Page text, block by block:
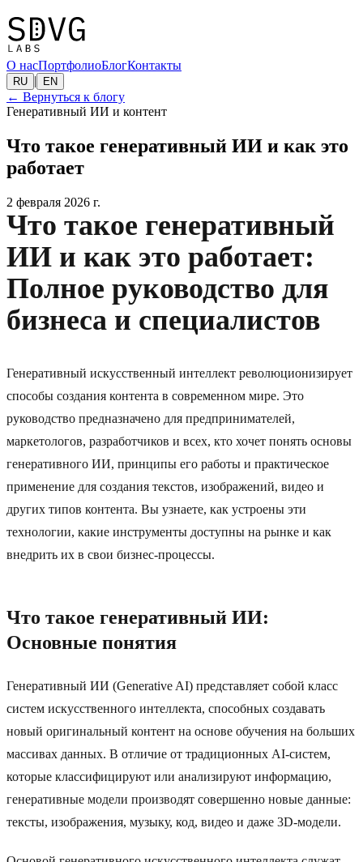
О насПортфолиоБлогКонтакты
RU | EN
← Вернуться к блогу
Генеративный ИИ и контент
Что такое генеративный ИИ и как это
работает
2 февраля 2026 г.
Что такое генеративный
ИИ и как это работает:
Полное руководство для
бизнеса и специалистов
Генеративный искусственный интеллект революционизирует
способы создания контента в современном мире. Это
руководство предназначено для предпринимателей,
маркетологов, разработчиков и всех, кто хочет понять основы
генеративного ИИ, принципы его работы и практическое
применение для создания текстов, изображений, видео и
других типов контента. Вы узнаете, как устроены эти
технологии, какие инструменты доступны на рынке и как
внедрить их в свои бизнес-процессы.
Что такое генеративный ИИ:
Основные понятия
Генеративный ИИ (Generative AI) представляет собой класс
систем искусственного интеллекта, способных создавать
новый оригинальный контент на основе обучения на больших
массивах данных. В отличие от традиционных AI-систем,
которые классифицируют или анализируют информацию,
генеративные модели производят совершенно новые данные:
тексты, изображения, музыку, код, видео и даже 3D-модели.